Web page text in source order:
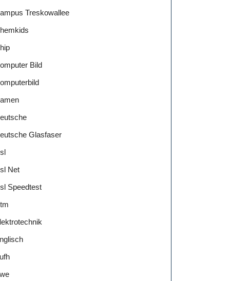
Treskowallee
Bild
Glasfaser
Net
Speedtest